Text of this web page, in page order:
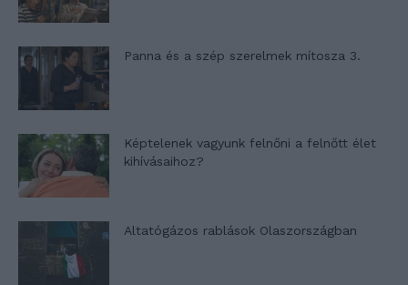
Panna és a szép szerelmek mítosza 3.
Képtelenek vagyunk felnőni a felnőtt élet
kihívásaihoz?
Altatógázos rablások Olaszországban